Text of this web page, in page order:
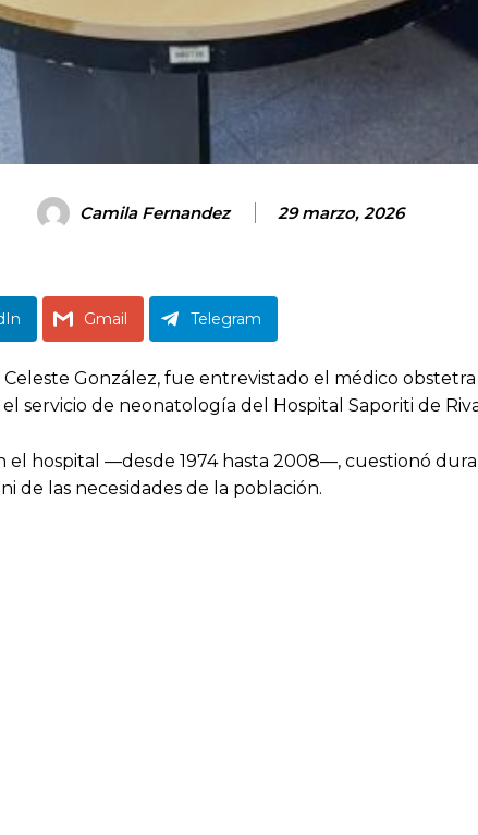
Camila Fernandez 29 marzo, 2026
Gmail Telegram
González, fue entrevistado el médico
servicio de neonatología del Hospital Saporiti de
el hospital —desde 1974 hasta 2008—, cuestionó
de las necesidades de la población.